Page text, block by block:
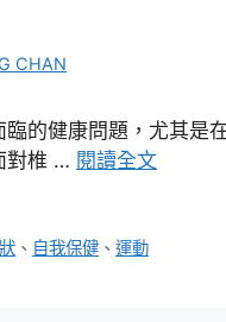
CHAN
的健康問題，尤其是
對椎 … 閱讀全文
、 自我保健 、運動